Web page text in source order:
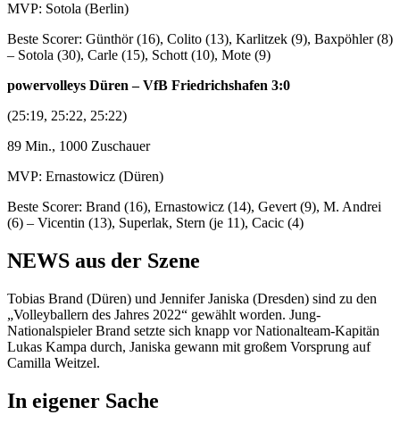
MVP: Sotola (Berlin)
Beste Scorer: Günthör (16), Colito (13), Karlitzek (9), Baxpöhler (8)
– Sotola (30), Carle (15), Schott (10), Mote (9)
powervolleys Düren – VfB Friedrichshafen 3:0
(25:19, 25:22, 25:22)
89 Min., 1000 Zuschauer
MVP: Ernastowicz (Düren)
Beste Scorer: Brand (16), Ernastowicz (14), Gevert (9), M. Andrei
(6) – Vicentin (13), Superlak, Stern (je 11), Cacic (4)
NEWS aus der Szene
Tobias Brand (Düren) und Jennifer Janiska (Dresden) sind zu den
„Volleyballern des Jahres 2022“ gewählt worden. Jung-
Nationalspieler Brand setzte sich knapp vor Nationalteam-Kapitän
Lukas Kampa durch, Janiska gewann mit großem Vorsprung auf
Camilla Weitzel.
In eigener Sache